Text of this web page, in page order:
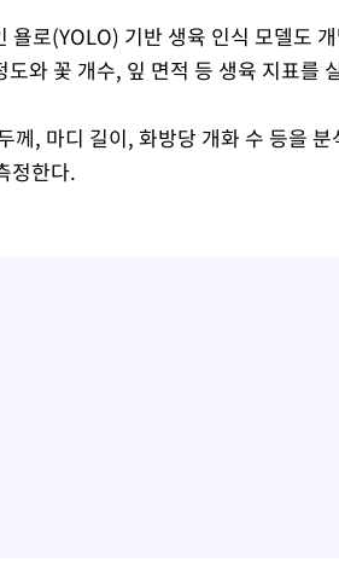
욜로(YOLO) 기반 생육 인식 모델도
와 꽃 개수, 잎 면적 등 생육 지표를
께, 마디 길이, 화방당 개화 수 등을
정한다.